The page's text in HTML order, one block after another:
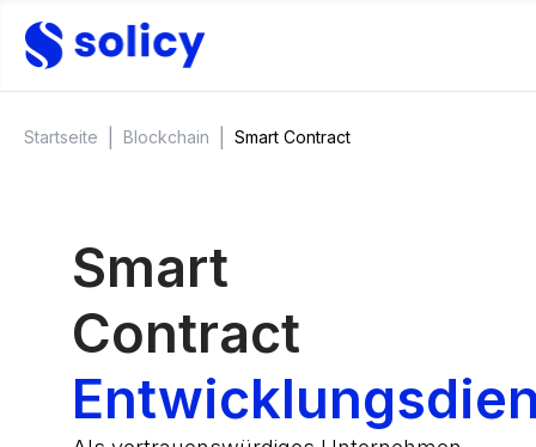
Startseite Blockchain Smart Contract
Smart
Contract